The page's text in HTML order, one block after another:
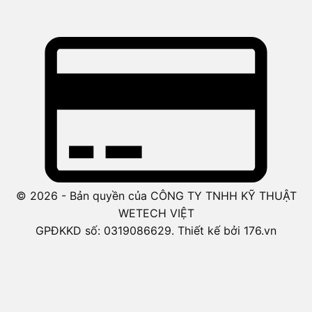
© 2026 - Bản quyền của CÔNG TY TNHH KỸ THUẬT
WETECH VIỆT
GPĐKKD số: 0319086629. Thiết kế bởi 176.vn